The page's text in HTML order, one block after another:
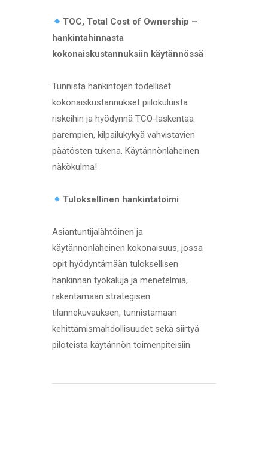
TOC, Total Cost of Ownership –
hankintahinnasta
kokonaiskustannuksiin käytännössä
Tunnista hankintojen todelliset
kokonaiskustannukset piilokuluista
riskeihin ja hyödynnä TCO-laskentaa
parempien, kilpailukykyä vahvistavien
päätösten tukena. Käytännönläheinen
näkökulma!
Tuloksellinen hankintatoimi
Asiantuntijalähtöinen ja
käytännönläheinen kokonaisuus, jossa
opit hyödyntämään tuloksellisen
hankinnan työkaluja ja menetelmiä,
rakentamaan strategisen
tilannekuvauksen, tunnistamaan
kehittämismahdollisuudet sekä siirtyä
piloteista käytännön toimenpiteisiin.